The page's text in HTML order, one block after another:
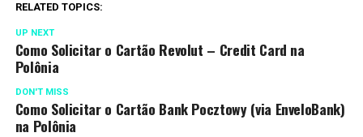
RELATED TOPICS:
UP NEXT
Como Solicitar o Cartão Revolut – Credit Card na
Polônia
DON'T MISS
Como Solicitar o Cartão Bank Pocztowy (via EnveloBank)
na Polônia